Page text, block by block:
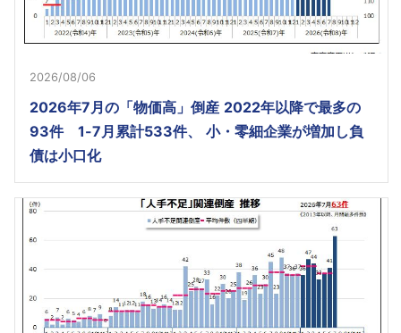
2026/08/06
2026年7月の「物価高」倒産 2022年以降で最多の
93件 1-7月累計533件、 小・零細企業が増加し負
債は小口化